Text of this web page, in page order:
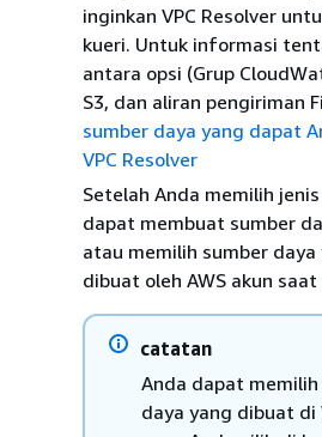
inginkan VPC Resolver
kueri. Untuk informasi
antara opsi (Grup
S3, dan aliran pengiriman
sumber daya yang dapat
VPC Resolver
Setelah Anda memilih
dapat membuat sumber
atau memilih sumber daya
dibuat oleh AWS akun saat
catatan
Anda dapat
daya yang dibuat di